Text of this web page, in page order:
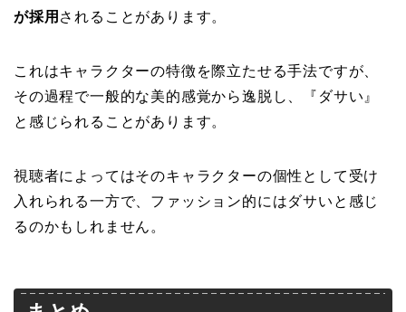
が採用 されることがあります。
これはキャラクターの特徴を際立たせる手法ですが、
その過程で一般的な美的感覚から逸脱し、『ダサい』
と感じられることがあります。
視聴者によってはそのキャラクターの個性として受け
入れられる一方で、ファッション的にはダサいと感じ
るのかもしれません。